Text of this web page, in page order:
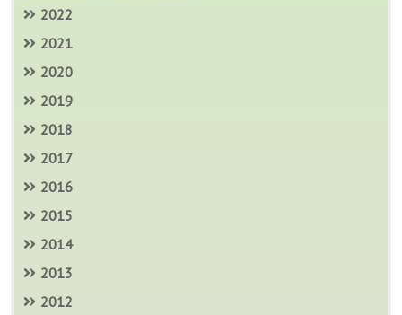
2022
2021
2020
2019
2018
2017
2016
2015
2014
2013
2012